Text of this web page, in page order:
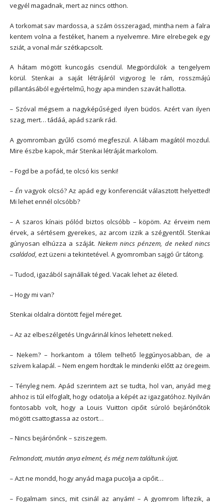
vegyél magadnak, mert az nincs otthon.
A torkomat sav mardossa, a szám összeragad, mintha nem a falra
kentem volna a festéket, hanem a nyelvemre. Mire elrebegek egy
sziát, a vonal már szétkapcsolt.
A hátam mögött kuncogás csendül. Megpördülök a tengelyem
körül. Stenkai a saját létrájáról vigyorog le rám, rosszmájú
pillantásából egyértelmű, hogy apa minden szavát hallotta.
– Szóval mégsem a nagyképűséged ilyen büdös. Azért van ilyen
szag, mert… tádáá, apád szarik rád.
A gyomromban gyűlő csomó megfeszül. A lábam magától mozdul.
Mire észbe kapok, már Stenkai létráját markolom.
– Fogd be a pofád, te olcsó kis senki!
– Én vagyok olcsó? Az apád egy konferenciát választott helyetted!
Mi lehet ennél olcsóbb?
– A szaros kínais pólód biztos olcsóbb – köpöm. Az érveim nem
érvek, a sértésem gyerekes, az arcom izzik a szégyentől. Stenkai
gúnyosan elhúzza a száját. Nekem nincs pénzem, de neked nincs
családod, ezt üzeni a tekintetével. A gyomromban sajgó űr tátong.
– Tudod, igazából sajnállak téged. Vacak lehet az életed.
– Hogy mi van?
Stenkai oldalra döntött fejjel méreget.
– Az az elbeszélgetés Ungvárinál kínos lehetett neked.
– Nekem? – horkantom a tőlem telhető leggúnyosabban, de a
szívem kalapál. – Nem engem hordtak le mindenki előtt az öregeim.
– Tényleg nem. Apád szerintem azt se tudta, hol van, anyád meg
ahhoz is túl elfoglalt, hogy odatolja a képét az igazgatóhoz. Nyilván
fontosabb volt, hogy a Louis Vuitton cipőit súroló bejárónőtök
mögött csattogtassa az ostort…
– Nincs bejárónőnk – sziszegem.
Felmondott, miután anya elment, és még nem találtunk újat.
– Azt ne mondd, hogy anyád maga pucolja a cipőit…
– Fogalmam sincs, mit csinál az anyám! – A gyomrom liftezik, a